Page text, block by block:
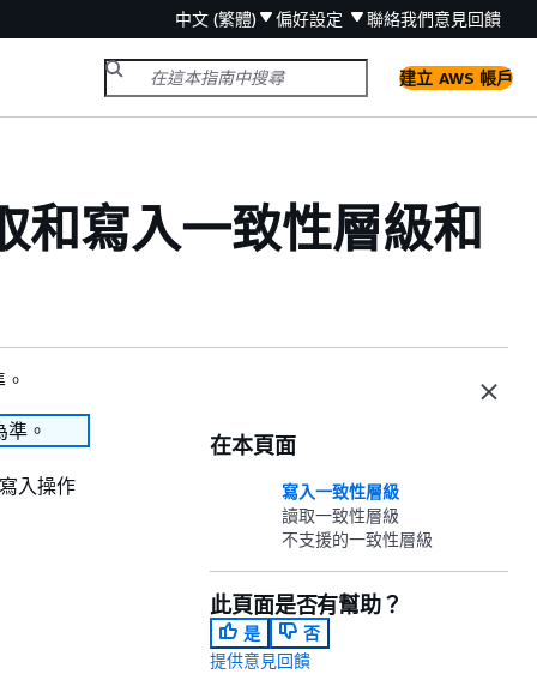
中文 (繁體) 偏好設定 聯絡我們意見回饋
建立 AWS 帳戶
和寫入一致性層級和
。
入操作
在本頁面
寫入一致性層級
讀取一致性層級
不支援的一致性層級
此頁面是否有幫助？
是
否
提供意見回饋